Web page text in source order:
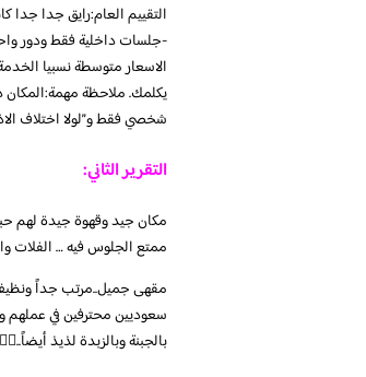
-جلسات داخلية فقط ودور
الاسعار متوسطة نسبيا
يكلمك. ملاحظة مهمة:المكان
شخصي فقط و”لولا اختلاف
التقرير الثاني:
مكان جيد وقهوة جيدة لهم
ممتع الجلوس فيه … الفلات
مقهى جميل..مرتب جداً
سعوديين محترفين في عملهم
بالجبنة وبالزبدة لذيذ أيضاً..👍🏼